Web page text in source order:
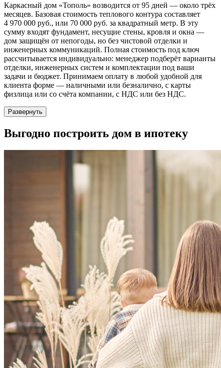
Каркасный дом «Тополь» возводится от 95 дней — около трёх
месяцев. Базовая стоимость теплового контура составляет
4 970 000 руб., или 70 000 руб. за квадратный метр. В эту
сумму входят фундамент, несущие стены, кровля и окна —
дом защищён от непогоды, но без чистовой отделки и
инженерных коммуникаций. Полная стоимость под ключ
рассчитывается индивидуально: менеджер подберёт варианты
отделки, инженерных систем и комплектации под ваши
задачи и бюджет. Принимаем оплату в любой удобной для
клиента форме — наличными или безналично, с карты
физлица или со счёта компании, с НДС или без НДС.
Развернуть
Выгодно построить дом в ипотеку